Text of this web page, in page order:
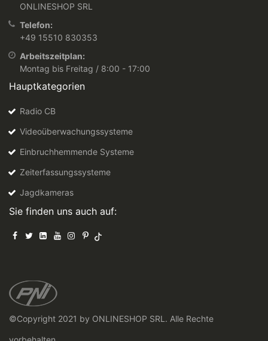
ONLINESHOP SRL
Telefon:
+49 15510 830353
Arbeitszeitplan:
Montag bis Freitag / 8:00 - 17:00
Hauptkategorien
Radio CB
Videoüberwachungssysteme
Einbruchhemmende Systeme
Zeiterfassungssysteme
Jagdkameras
Sie finden uns auch auf:
©Copyright 2021 by ONLINESHOP SRL. Alle Rechte